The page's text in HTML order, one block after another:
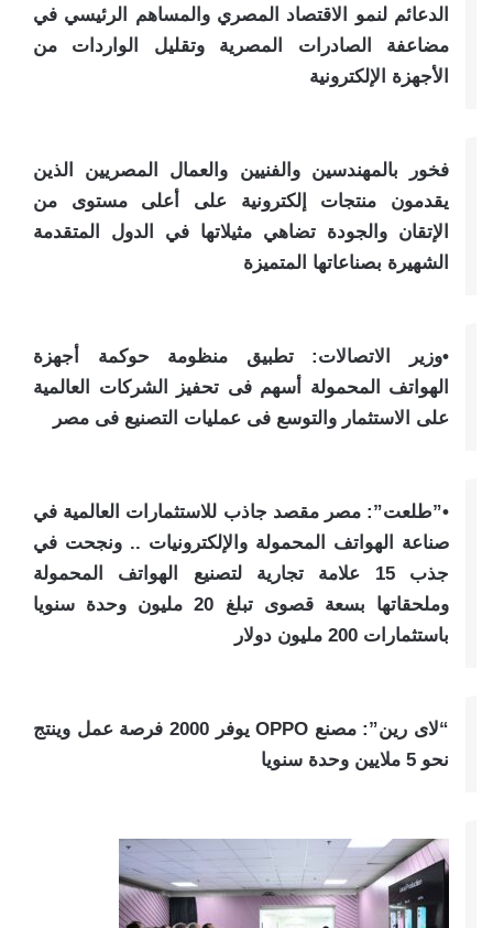
الدعائم لنمو الاقتصاد المصري والمساهم الرئيسي في
مضاعفة الصادرات المصرية وتقليل الواردات من
الأجهزة الإلكترونية
فخور بالمهندسين والفنيين والعمال المصريين الذين
يقدمون منتجات إلكترونية على أعلى مستوى من
الإتقان والجودة تضاهي مثيلاتها في الدول المتقدمة
الشهيرة بصناعاتها المتميزة
•وزير الاتصالات: تطبيق منظومة حوكمة أجهزة
الهواتف المحمولة أسهم فى تحفيز الشركات العالمية
على الاستثمار والتوسع فى عمليات التصنيع فى مصر
•”طلعت”: مصر مقصد جاذب للاستثمارات العالمية في
صناعة الهواتف المحمولة والإلكترونيات .. ونجحت في
جذب 15 علامة تجارية لتصنيع الهواتف المحمولة
وملحقاتها بسعة قصوى تبلغ 20 مليون وحدة سنويا
باستثمارات 200 مليون دولار
“لاى رين”: مصنع OPPO يوفر 2000 فرصة عمل وينتج
نحو 5 ملايين وحدة سنويا